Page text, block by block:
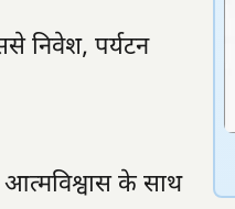
निवेश, पर्यटन
के साथ